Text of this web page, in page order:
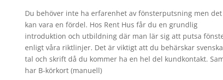
Du behöver inte ha erfarenhet av fönsterputsning men det
kan vara en fördel. Hos Rent Hus får du en grundlig
introduktion och utbildning där man lär sig att putsa
enligt våra riktlinjer. Det är viktigt att du behärskar
tal och skrift då du kommer ha en hel del kundkontakt.
har B-körkort (manuell)